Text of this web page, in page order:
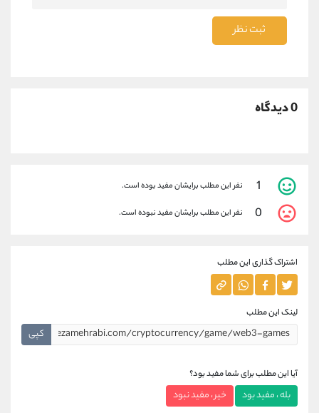
ثبت نظر
0 دیدگاه
1 نفر این مطلب برایشان مفید بوده است.
0 نفر این مطلب برایشان مفید نبوده است.
اشتراک گذاری این مطلب
لینک این مطلب
کپی
آیا این مطلب برای شما مفید بود؟
بله ، مفید بود خیر ، مفید نبود